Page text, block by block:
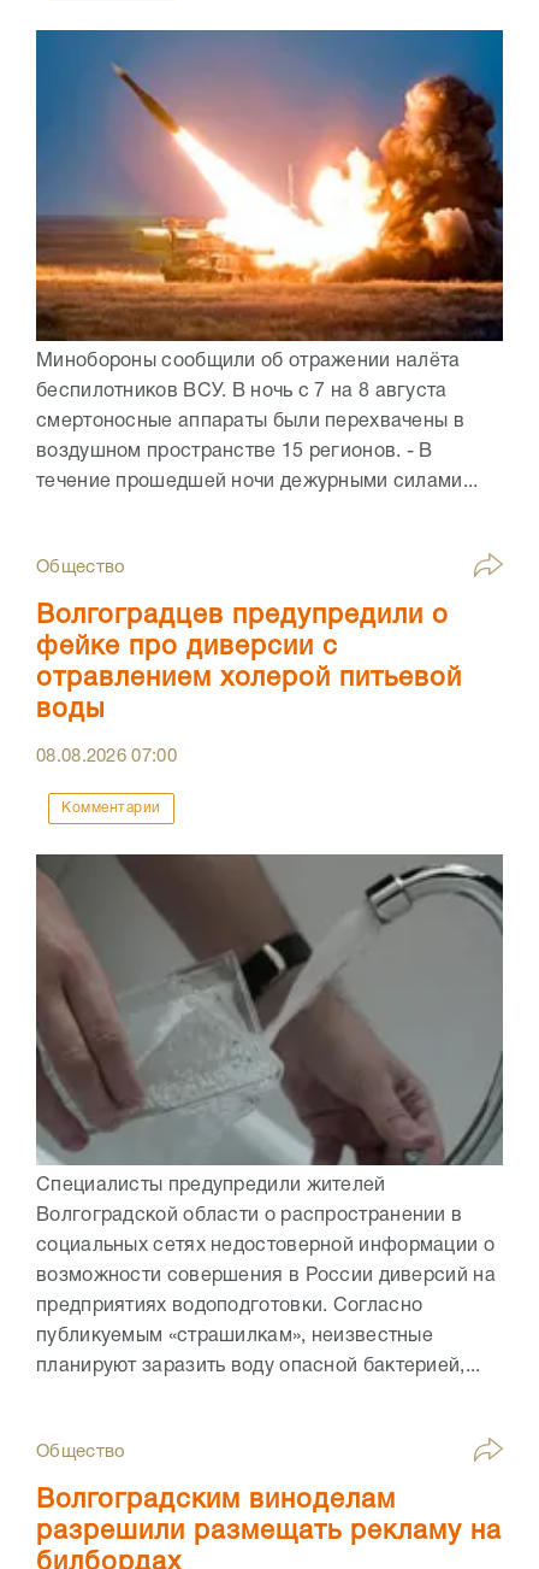
Минобороны сообщили об отражении налёта
беспилотников ВСУ. В ночь с 7 на 8 августа
смертоносные аппараты были перехвачены в
воздушном пространстве 15 регионов. - В
течение прошедшей ночи дежурными силами...
Общество
Волгоградцев предупредили о
фейке про диверсии с
отравлением холерой питьевой
воды
08.08.202607:00
Комментарии
Специалисты предупредили жителей
Волгоградской области о распространении в
социальных сетях недостоверной информации о
возможности совершения в России диверсий на
предприятиях водоподготовки. Согласно
публикуемым «страшилкам», неизвестные
планируют заразить воду опасной бактерией,...
Общество
Волгоградским виноделам
разрешили размещать рекламу на
билбордах